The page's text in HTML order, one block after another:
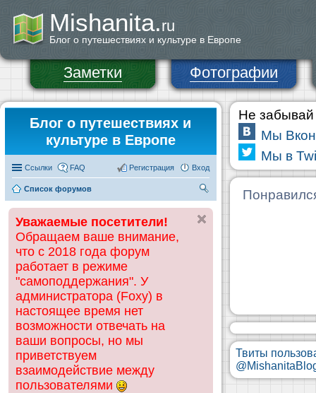
Mishanita.ru
Блог о путешествиях и культуре в Европе
Заметки Фотографии
Блог о путешествиях и
культуре в Европе
Ссылки FAQ Вход
Регистрация
Список форумов
ск
Уважаемые посетители!
Обращаем ваше внимание,
что с 2018 года форум
работает в режиме
"самоподдержания". У
администратора (Foxy) в
настоящее время нет
возможности отвечать на
ваши вопросы, но мы
приветствуем
взаимодействие между
пользователями
Не забывай
Мы
Мы в
Твиты